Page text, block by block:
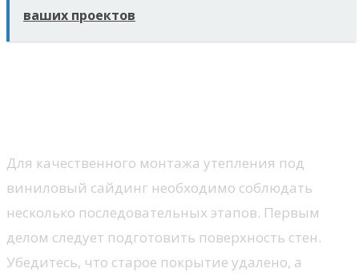
ваших проектов
Для качественного монтажа утепления под
виниловый сайдинг необходимо соблюдать
несколько последовательных этапов. Первым
делом следует подготовить поверхность стен.
Убедитесь, что старое покрытие удалено, а